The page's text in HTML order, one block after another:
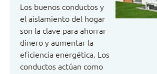
Los buenos conductos y
el aislamiento del hogar
son la clave para ahorrar
dinero y aumentar la
eficiencia energética. Los
conductos actúan como